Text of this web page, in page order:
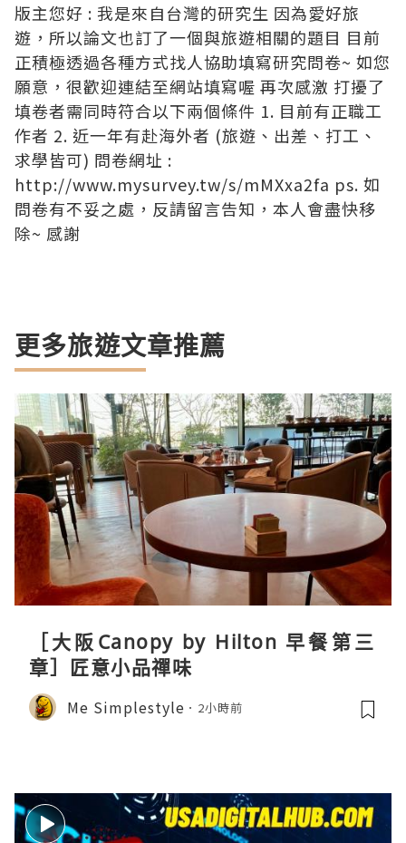
版主您好 : 我是來自台灣的研究生 因為愛好旅
遊，所以論文也訂了一個與旅遊相關的題目 目前
正積極透過各種方式找人協助填寫研究問卷~ 如您
願意，很歡迎連結至網站填寫喔 再次感激 打擾了
填卷者需同時符合以下兩個條件 1. 目前有正職工
作者 2. 近一年有赴海外者 (旅遊、出差、打工、
求學皆可) 問卷網址 :
http://www.mysurvey.tw/s/mMXxa2fa ps. 如
問卷有不妥之處，反請留言告知，本人會盡快移
除~ 感謝
更多旅遊文章推薦
［大阪Canopy by Hilton 早餐第三
章］匠意小品禪味
Me Simplestyle 2小時前